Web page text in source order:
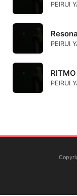
PEIRUI
PEIRUI
PEIRUI